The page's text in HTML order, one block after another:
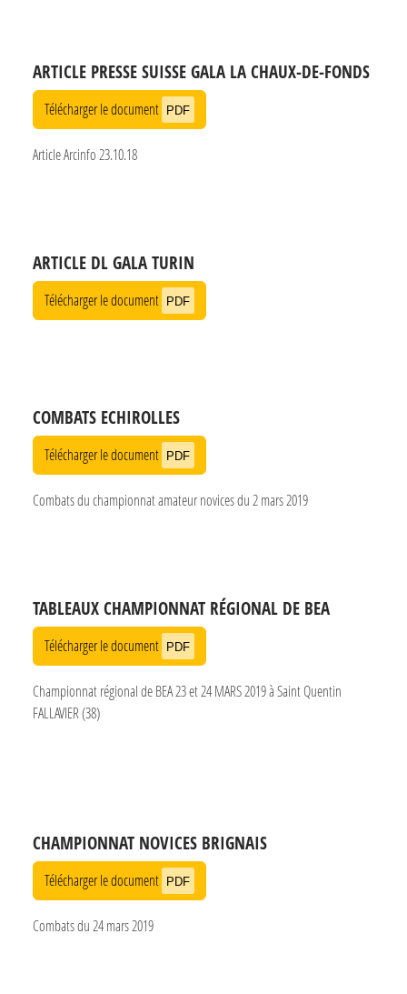
ARTICLE PRESSE SUISSE GALA LA CHAUX-DE-FONDS
Télécharger le document PDF
Article Arcinfo 23.10.18
ARTICLE DL GALA TURIN
Télécharger le document PDF
COMBATS ECHIROLLES
Télécharger le document PDF
Combats du championnat amateur novices du 2 mars 2019
TABLEAUX CHAMPIONNAT RÉGIONAL DE BEA
Télécharger le document PDF
Championnat régional de BEA 23 et 24 MARS 2019 à Saint Quentin
FALLAVIER (38)
CHAMPIONNAT NOVICES BRIGNAIS
Télécharger le document PDF
Combats du 24 mars 2019